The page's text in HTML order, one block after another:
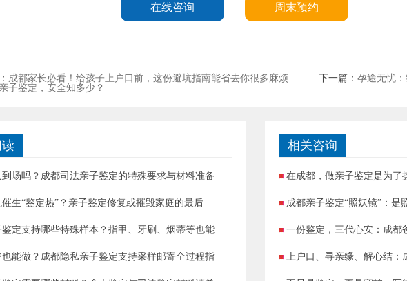
在线咨询 周末预约
成都家长必看！给孩子上户口前，这份避坑指南能省去你很多麻烦 下一篇： 孕途无忧
子鉴定，安全知多少？
到场吗？成都司法亲子鉴定的特殊要求与材料准备
生“鉴定热”？亲子鉴定修复或摧毁家庭的最后
鉴定支持哪些特殊样本？指甲、牙刷、烟蒂等也能
也能做？成都隐私亲子鉴定支持采样邮寄全过程指
相关咨询
在成都，做亲子鉴定是为了
成都亲子鉴定“照妖镜”：是
一份鉴定，三代心安：成都
上户口、寻亲缘、解心结